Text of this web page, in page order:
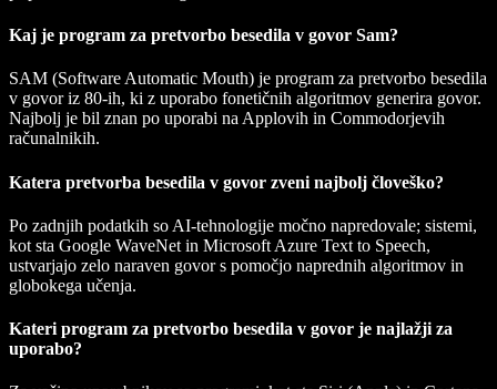
Kaj je program za pretvorbo besedila v govor Sam?
SAM (Software Automatic Mouth) je program za pretvorbo besedila
v govor iz 80-ih, ki z uporabo fonetičnih algoritmov generira govor.
Najbolj je bil znan po uporabi na Applovih in Commodorjevih
računalnikih.
Katera pretvorba besedila v govor zveni najbolj človeško?
Po zadnjih podatkih so AI-tehnologije močno napredovale; sistemi,
kot sta Google WaveNet in Microsoft Azure Text to Speech,
ustvarjajo zelo naraven govor s pomočjo naprednih algoritmov in
globokega učenja.
Kateri program za pretvorbo besedila v govor je najlažji za
uporabo?